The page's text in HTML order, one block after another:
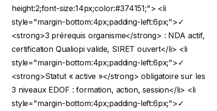
height:2;font-size:14px;color:#374151;"> <li
style="margin-bottom:4px;padding-left:6px;">✓
<strong>3 prérequis organisme</strong> : NDA actif,
certification Qualiopi valide, SIRET ouvert</li> <li
style="margin-bottom:4px;padding-left:6px;">✓
<strong>Statut « active »</strong> obligatoire sur les
3 niveaux EDOF : formation, action, session</li> <li
style="margin-bottom:4px;padding-left:6px;">✓